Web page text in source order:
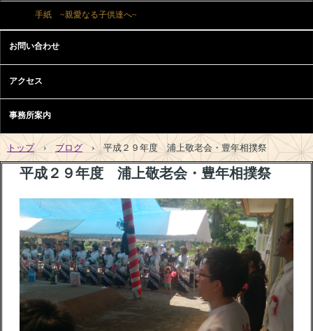
手紙 ~親愛なる子供達へ~
お問い合わせ
アクセス
事務所案内
トップ › ブログ › 平成２９年度 浦上敬老会・豊年相撲祭
平成２９年度 浦上敬老会・豊年相撲祭